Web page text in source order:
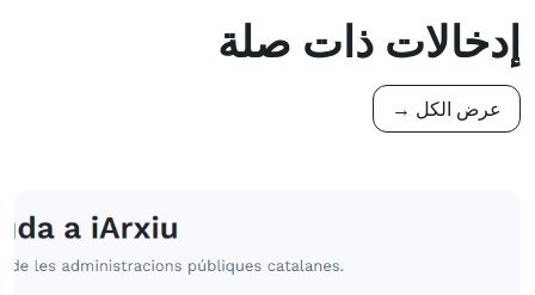
إدخالات ذات صلة
عرض الكل →